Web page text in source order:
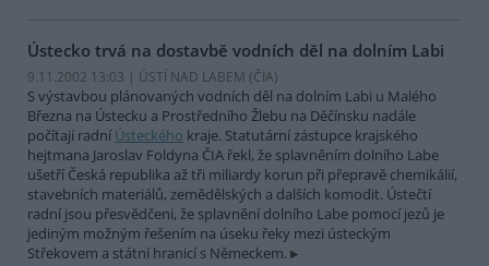
Ústecko trvá na dostavbě vodních děl na dolním Labi
9.11.2002 13:03 | ÚSTÍ NAD LABEM (ČIA)
S výstavbou plánovaných vodních děl na dolním Labi u Malého
Března na Ústecku a Prostředního Žlebu na Děčínsku nadále
počítají radní Ústeckého kraje. Statutární zástupce krajského
hejtmana Jaroslav Foldyna ČIA řekl, že splavněním dolního Labe
ušetří Česká republika až tři miliardy korun při přepravě chemikálií,
stavebních materiálů, zemědělských a dalších komodit. Ústečtí
radní jsou přesvědčeni, že splavnění dolního Labe pomocí jezů je
jediným možným řešením na úseku řeky mezi ústeckým
Střekovem a státní hranicí s Německem.